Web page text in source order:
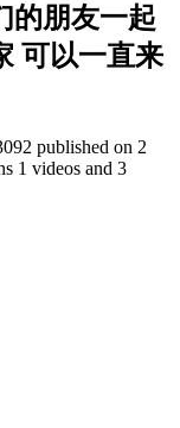
的朋友一起
可以一直来
published on 2